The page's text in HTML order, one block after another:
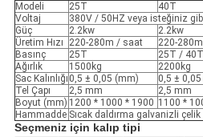
Modeli 25T 40T
Voltaj
380V / 50HZ veya isteğiniz
Güç
2.2kw 2.2kw
Üretim Hızı
220-280m / saat 220-
Basınç
25T
25T / 40T
Ağırlık
1500kg 2200kg
Sac Kalınlığı 0,5 ± 0,05 (mm)
0,5 ±
Tel Çapı
2,5 mm 2,5 mm
Boyut (mm) 1200 * 1000 * 1900 1100 *
Hammadde Sıcak daldırma galvanizli
Seçmeniz için kalıp tipi